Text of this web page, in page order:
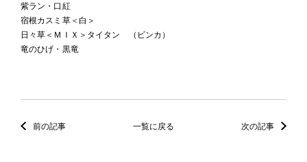
紫ラン・口紅
宿根カスミ草＜白＞
日々草＜ＭＩＸ＞タイタン （ビンカ）
竜のひげ・黒竜
前の記事 一覧に戻る 次の記事